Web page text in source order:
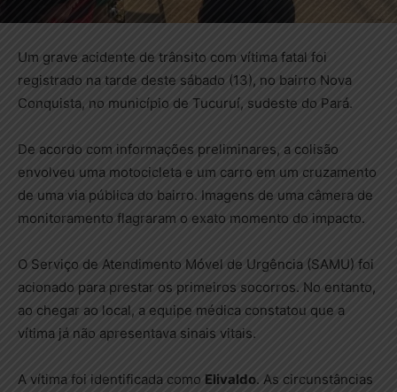
Um grave acidente de trânsito com vítima fatal foi
registrado na tarde deste sábado (13), no bairro Nova
Conquista, no município de Tucuruí, sudeste do Pará.
De acordo com informações preliminares, a colisão
envolveu uma motocicleta e um carro em um cruzamento
de uma via pública do bairro. Imagens de uma câmera de
monitoramento flagraram o exato momento do impacto.
O Serviço de Atendimento Móvel de Urgência (SAMU) foi
acionado para prestar os primeiros socorros. No entanto,
ao chegar ao local, a equipe médica constatou que a
vítima já não apresentava sinais vitais.
A vítima foi identificada como Elivaldo. As circunstâncias